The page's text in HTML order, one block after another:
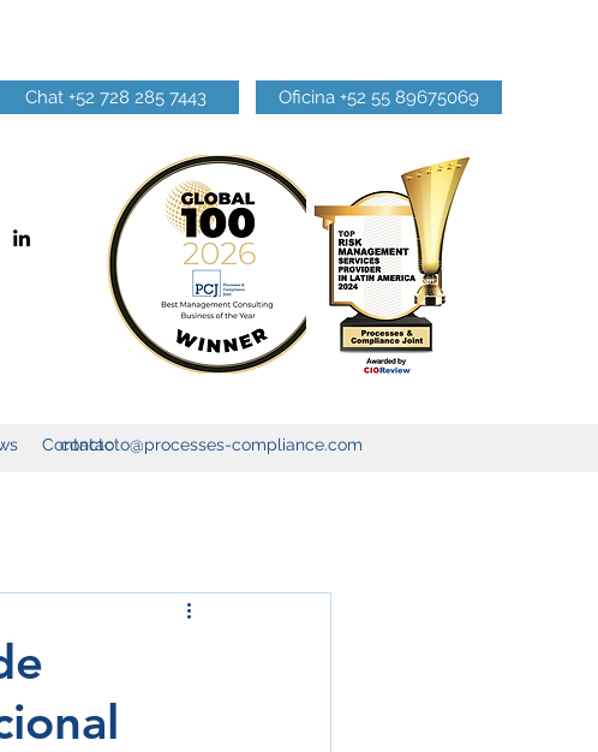
Chat +52 728 285 7443 Oficina +52 55 89675069
Contacto
contacto@processes-compliance.com